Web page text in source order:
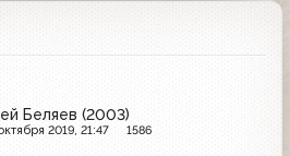
Беляев (2003)
2019, 21:47 1586